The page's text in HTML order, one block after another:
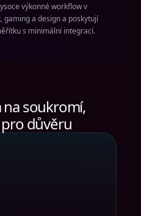
výkonné workflow v
gaming a design a poskytují
s minimální integrací.
na soukromí,
důvěru